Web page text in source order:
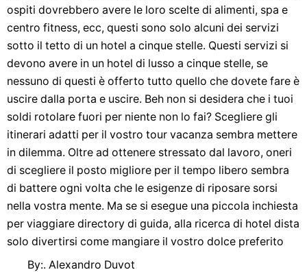
ospiti dovrebbero avere le loro scelte di alimenti, spa e
centro fitness, ecc, questi sono solo alcuni dei servizi
sotto il tetto di un hotel a cinque stelle. Questi servizi si
devono avere in un hotel di lusso a cinque stelle, se
nessuno di questi è offerto tutto quello che dovete fare è
uscire dalla porta e uscire. Beh non si desidera che i tuoi
soldi rotolare fuori per niente non lo fai? Scegliere gli
itinerari adatti per il vostro tour vacanza sembra mettere
in dilemma. Oltre ad ottenere stressato dal lavoro, oneri
di scegliere il posto migliore per il tempo libero sembra
di battere ogni volta che le esigenze di riposare sorsi
nella vostra mente. Ma se si esegue una piccola inchiesta
per viaggiare directory di guida, alla ricerca di hotel dista
solo divertirsi come mangiare il vostro dolce preferito
By:. Alexandro Duvot